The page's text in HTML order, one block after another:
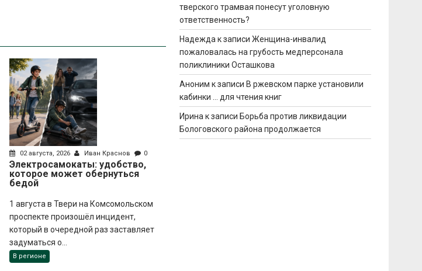
02 августа, 2026 Иван Краснов 0
Электросамокаты: удобство,
которое может обернуться
бедой
1 августа в Твери на Комсомольском
проспекте произошёл инцидент,
который в очередной раз заставляет
задуматься о...
В регионе
тверского трамвая понесут уголовную
ответственность?
Надежда к записиЖенщина-инвалид
пожаловалась на грубость медперсонала
поликлиники Осташкова
Аноним к записи В ржевском парке установили
кабинки … для чтения книг
Ирина к записи Борьба против ликвидации
Бологовского района продолжается